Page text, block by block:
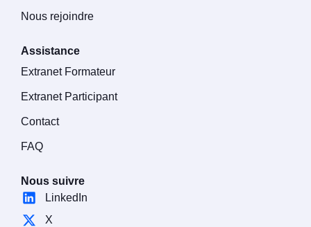
Nous rejoindre
Assistance
Extranet Formateur
Extranet Participant
Contact
FAQ
Nous suivre
LinkedIn
X